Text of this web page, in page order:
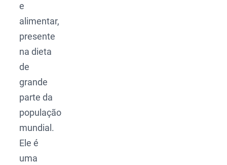
e
alimentar,
presente
na dieta
de
grande
parte da
população
mundial.
Ele é
uma